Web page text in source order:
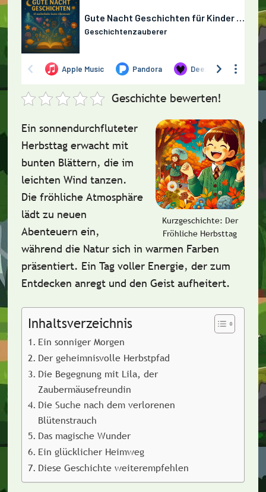
Geschichte bewerten!
Kurzgeschichte: Der
Fröhliche Herbsttag
Ein sonnendurchfluteter
Herbsttag erwacht mit
bunten Blättern, die im
leichten Wind tanzen.
Die fröhliche Atmosphäre
lädt zu neuen
Abenteuern ein,
während die Natur sich in warmen Farben
präsentiert. Ein Tag voller Energie, der zum
Entdecken anregt und den Geist aufheitert.
Inhaltsverzeichnis
Ein sonniger Morgen
Der geheimnisvolle Herbstpfad
Die Begegnung mit Lila, der
Zaubermäusefreundin
Die Suche nach dem verlorenen
Blütenstrauch
Das magische Wunder
Ein glücklicher Heimweg
Diese Geschichte weiterempfehlen